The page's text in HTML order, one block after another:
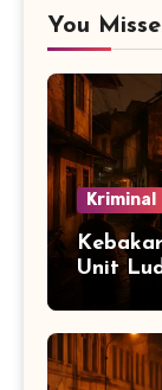
You
Kriminal
Unit